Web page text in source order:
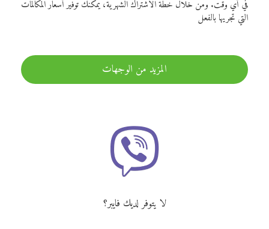
في أي وقت. ومن خلال خطة الاشتراك الشهرية، يمكنك توفير أسعار المكالمات
التي تجريها بالفعل
المزيد من الوجهات
لا يتوفر لديك فايبر؟